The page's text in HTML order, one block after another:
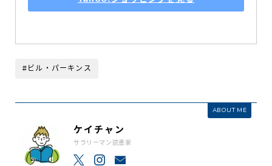
#ビル・パーキンス
ABOUT ME
ケイチャン
サラリーマン読書家